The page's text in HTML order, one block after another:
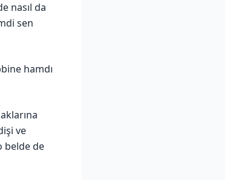
nasıl da
sen
hamdı
ve
belde de